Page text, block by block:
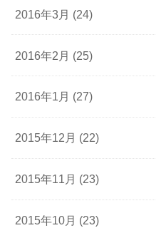
2016年3月 (24)
2016年2月 (25)
2016年1月 (27)
2015年12月 (22)
2015年11月 (23)
2015年10月 (23)